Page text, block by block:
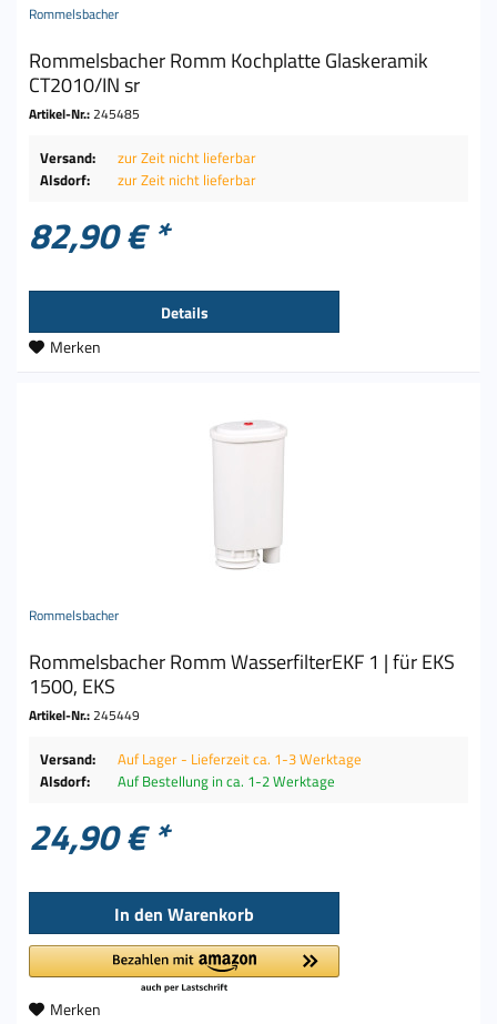
Rommelsbacher
Rommelsbacher Romm Kochplatte Glaskeramik
CT2010/IN sr
Artikel-Nr.:245485
Versand:
zur Zeit nicht lieferbar
Alsdorf:
zur Zeit nicht lieferbar
82,90 € *
Details
Merken
Rommelsbacher
Rommelsbacher Romm WasserfilterEKF 1 | für EKS
1500, EKS
Artikel-Nr.:245449
Versand:
Auf Lager - Lieferzeit ca. 1-3 Werktage
Alsdorf:
Auf Bestellung in ca. 1-2 Werktage
24,90 € *
In den Warenkorb
Merken